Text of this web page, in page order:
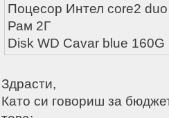
Поцесор Интел core2
Рам 2Г
Disk WD Cavar blue 160G
Здрасти,
Като си говориш за